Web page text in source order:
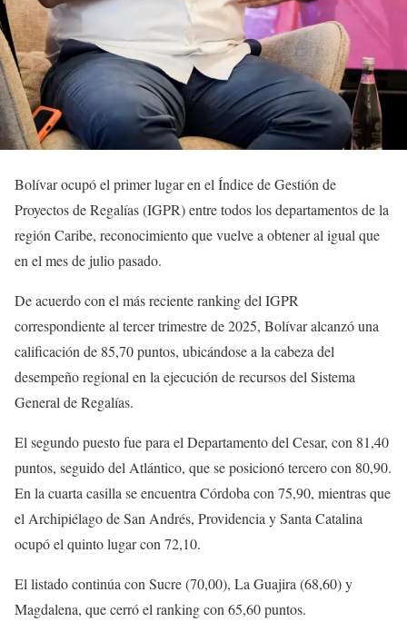
Bolívar ocupó el primer lugar en el Índice de Gestión de
Proyectos de Regalías (IGPR) entre todos los departamentos de la
región Caribe, reconocimiento que vuelve a obtener al igual que
en el mes de julio pasado.
De acuerdo con el más reciente ranking del IGPR
correspondiente al tercer trimestre de 2025, Bolívar alcanzó una
calificación de 85,70 puntos, ubicándose a la cabeza del
desempeño regional en la ejecución de recursos del Sistema
General de Regalías.
El segundo puesto fue para el Departamento del Cesar, con 81,40
puntos, seguido del Atlántico, que se posicionó tercero con 80,90.
En la cuarta casilla se encuentra Córdoba con 75,90, mientras que
el Archipiélago de San Andrés, Providencia y Santa Catalina
ocupó el quinto lugar con 72,10.
El listado continúa con Sucre (70,00), La Guajira (68,60) y
Magdalena, que cerró el ranking con 65,60 puntos.